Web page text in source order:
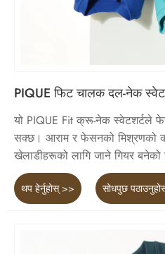
PIQUE फिट चालक दल-नेक
यो PIQUE Fit क्रू-नेक स्वेटशर्टले
सक्छ। आराम र फेसनको मिश्रणको
खेलाडीहरूको लागि जाने गियर बनेको
थप हेर्नुहोस् >> सोधपुछ